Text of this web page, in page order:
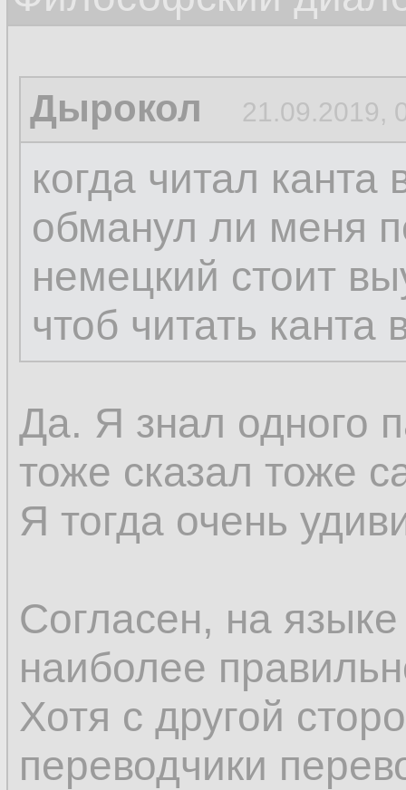
Дырокол 21.09.2019,
когда читал
обманул ли меня
немецкий стоит
чтоб читать канта
Да. Я знал одного
тоже сказал тоже
Я тогда очень
Согласен, на
наиболее
Хотя с другой
переводчики